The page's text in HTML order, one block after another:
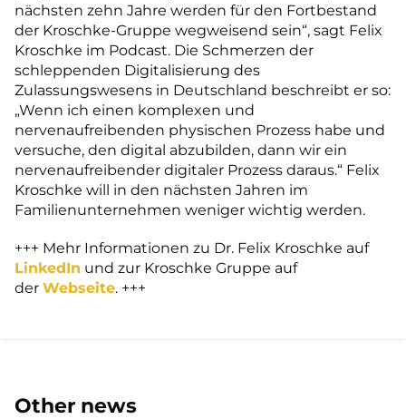
nächsten zehn Jahre werden für den Fortbestand
der Kroschke-Gruppe wegweisend sein“, sagt Felix
Kroschke im Podcast. Die Schmerzen der
schleppenden Digitalisierung des
Zulassungswesens in Deutschland beschreibt er so:
„Wenn ich einen komplexen und
nervenaufreibenden physischen Prozess habe und
versuche, den digital abzubilden, dann wir ein
nervenaufreibender digitaler Prozess daraus.“ Felix
Kroschke will in den nächsten Jahren im
Familienunternehmen weniger wichtig werden.
+++ Mehr Informationen zu Dr. Felix Kroschke auf
LinkedIn und zur Kroschke Gruppe auf
der Webseite. +++
Other news